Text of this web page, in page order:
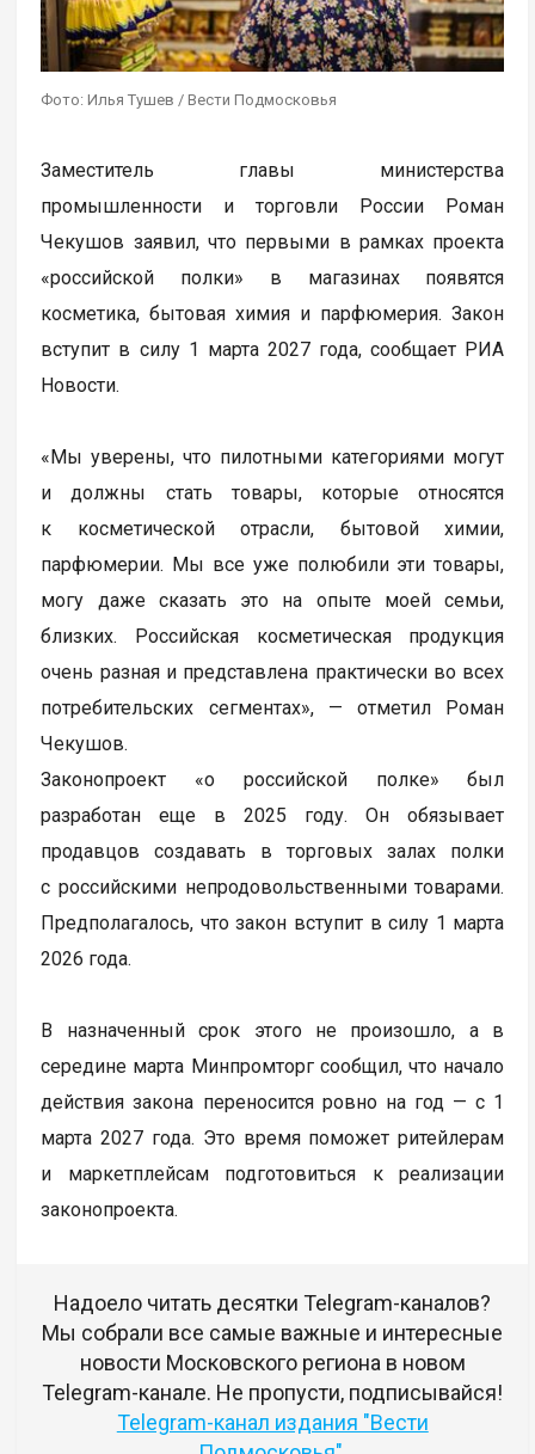
Фото: Илья Тушев / Вести Подмосковья
Заместитель главы министерства
промышленности и торговли России Роман
Чекушов заявил, что первыми в рамках проекта
«российской полки» в магазинах появятся
косметика, бытовая химия и парфюмерия. Закон
вступит в силу 1 марта 2027 года, сообщает РИА
Новости.
«Мы уверены, что пилотными категориями могут
и должны стать товары, которые относятся
к косметической отрасли, бытовой химии,
парфюмерии. Мы все уже полюбили эти товары,
могу даже сказать это на опыте моей семьи,
близких. Российская косметическая продукция
очень разная и представлена практически во всех
потребительских сегментах», — отметил Роман
Чекушов.
Законопроект «о российской полке» был
разработан еще в 2025 году. Он обязывает
продавцов создавать в торговых залах полки
с российскими непродовольственными товарами.
Предполагалось, что закон вступит в силу 1 марта
2026 года.
В назначенный срок этого не произошло, а в
середине марта Минпромторг сообщил, что начало
действия закона переносится ровно на год — с 1
марта 2027 года. Это время поможет ритейлерам
и маркетплейсам подготовиться к реализации
законопроекта.
Надоело читать десятки Telegram-каналов?
Мы собрали все самые важные и интересные
новости Московского региона в новом
Telegram-канале. Не пропусти, подписывайся!
Telegram-канал издания "Вести